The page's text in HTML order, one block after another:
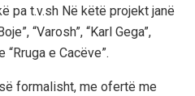
pa t.v.sh Në këtë projekt janë
“Varosh”, “Karl Gega”,
“Rruga e Cacëve”.
formalisht, me ofertë me